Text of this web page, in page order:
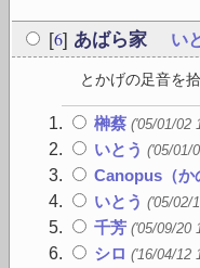
[6] あばら家 い
とかげの足音を
榊蔡 ('05/01/02
いとう ('05/01/
Canopus（か
いとう ('05/02/
千芳 ('05/09/20
シロ ('16/04/12